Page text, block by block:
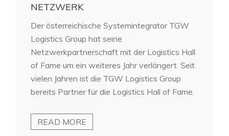
NETZWERK
Der österreichische Systemintegrator TGW
Logistics Group hat seine
Netzwerkpartnerschaft mit der Logistics Hall
of Fame um ein weiteres Jahr verlängert. Seit
vielen Jahren ist die TGW Logistics Group
bereits Partner für die Logistics Hall of Fame.
READ MORE